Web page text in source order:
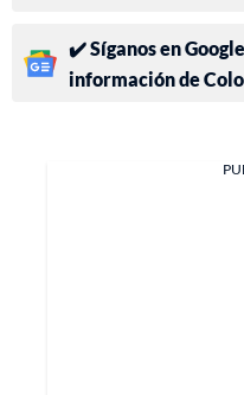
✔️ Síganos en
información de